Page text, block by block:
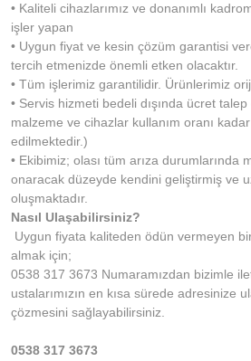
• Kaliteli cihazlarımız ve donanımlı
işler yapan
• Uygun fiyat ve kesin çözüm garantisi
tercih etmenizde önemli etken olacaktır.
• Tüm işlerimiz garantilidir. Ürünlerimiz
• Servis hizmeti bedeli dışında ücret
malzeme ve cihazlar kullanım oranı
edilmektedir.)
• Ekibimiz; olası tüm arıza durumlarında
onaracak düzeyde kendini geliştirmiş ve
oluşmaktadır.
Nasıl Ulaşabilirsiniz?
Uygun fiyata kaliteden ödün vermeyen
almak için;
0538 317 3673 Numaramızdan bizimle
ustalarımızın en kısa sürede adresinize
çözmesini sağlayabilirsiniz.
0538 317 3673